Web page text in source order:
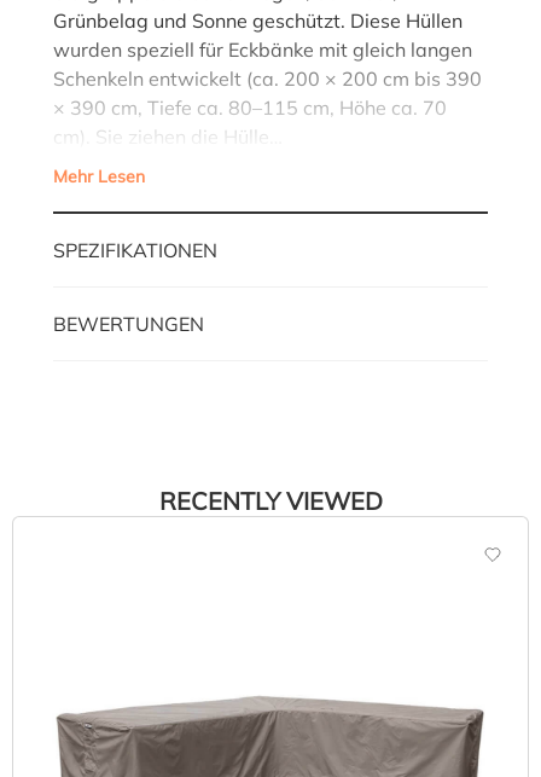
Grünbelag und Sonne geschützt. Diese Hüllen
wurden speziell für Eckbänke mit gleich langen
Schenkeln entwickelt (ca. 200 × 200 cm bis 390
× 390 cm, Tiefe ca. 80–115 cm, Höhe ca. 70
cm). Sie ziehen die Hülle…
Mehr Lesen
SPEZIFIKATIONEN
BEWERTUNGEN
RECENTLY VIEWED